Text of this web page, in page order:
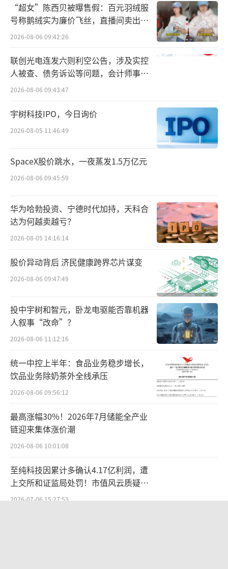
多元化需求；二是挖掘市场增量，提高市场渗
透率。散装渠道、会员制仓储超市各有特点。
散装称重的销售方式货品丰富，具有可挑选
性、自助性等特点，可满足消费者按喜好搭
配、实惠多样等个性需求，是重要的销售“增
量池”。仓储式会员超市凭借高性价比商品以
及一站式家庭购物成为当下的流行消费新地
未来，好丽友将持续强化散装及仓储型卖
场等成长性渠道业务，开发更多更适配的渠道
专供产品，携手更多优质合作伙伴，进一步激
断增长的个性化、多元化需求。
（责任编辑：zx028
0）
“超女”陈西贝被曝售假：百元羽绒服
号称鹅绒实为廉价飞丝，直播间卖出超
百万元
2026-08-06 09:42:26
联创光电连发六则利空公告，涉及实控
人被查、债务诉讼等问题，会计师事务
所曾出具“保留意见”
2026-08-06 09:43:47
宇树科技IPO，今日询价
2026-08-05 11:46:49
SpaceX股价跳水，一夜蒸发1.5万亿元
2026-08-06 09:45:59
华为哈勃投资、宁德时代加持，天科合
达为何越卖越亏？
2026-08-05 14:16:14
股价异动背后 济民健康跨界芯片谋变
2026-08-06 09:47:49
投中宇树和智元，卧龙电驱能否靠机器
人叙事“改命”？
2026-08-06 11:12:16
统一中控上半年：食品业务稳步增长，
饮品业务除奶茶外全线承压
2026-08-06 09:56:12
最高涨幅30%！2026年7月储能全产业
链迎来集体涨价潮
2026-08-06 10:01:08
至纯科技因累计多确认4.17亿利润，遭
上交所和证监局处罚！市值风云质疑其
财务问题，遭巨额索赔！
2026-07-06 15:27:53